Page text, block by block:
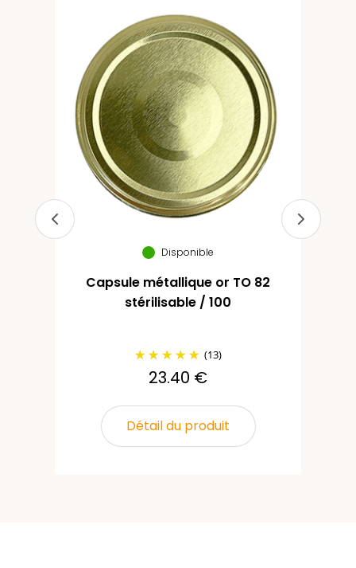
Disponible
Capsule métallique or TO 82
stérilisable / 100
(13)
23.40 €
Détail du produit